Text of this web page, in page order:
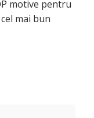
motive pentru
mai bun